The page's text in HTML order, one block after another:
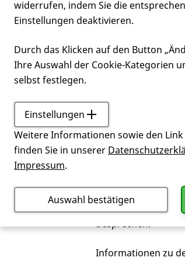
Für die Zentren des
Eine Ausnahme
besprechen.
Informationen zu
widerrufen, indem Sie die
Einstellungen deaktivieren.
Durch das Klicken auf den Button
Ihre Auswahl der Cookie-Kategorien
selbst festlegen.
Einstellungen
Weitere Informationen sowie den
finden Sie in unserer
Impressum.
Auswahl bestätigen